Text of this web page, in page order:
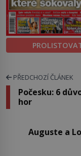
PŘEDCHOZÍ ČLÁNEK
Počesku: 6
hor
Auguste a